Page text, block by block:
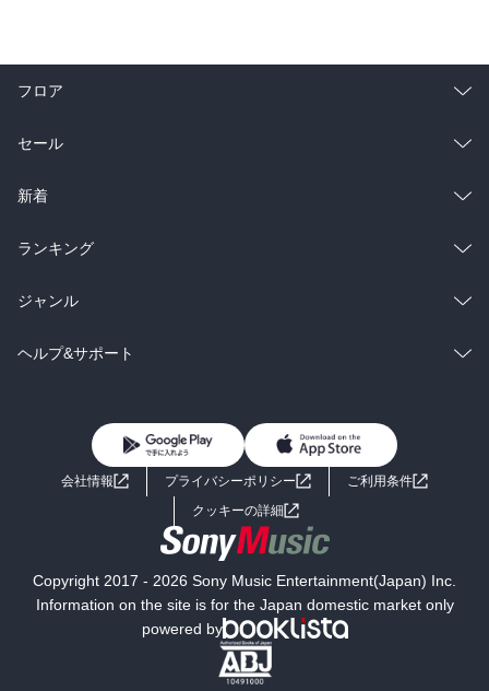
フロア
総合
ラノベ
雑誌・グラビア
BL・TL
セール
総合
ラノベ
雑誌・グラビア
BL・TL
新着
総合
ラノベ
雑誌・グラビア
ランキング
総合
ラノベ
ジャンル
コミック
ライトノベル 男子向けラノベ
小説
海外小説
ミステリー SF
文学
ヘルプ&サポート
よくあるご質問 お問い合わせ
会社情報 プライバシーポリシー
ご利用条件
クッキーの詳細
Copyright 2017 - 2026 Sony Music Entertainment(Japan) Inc.
Information on the site is for the Japan domestic market only
powered by